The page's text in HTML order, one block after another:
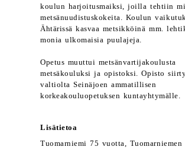
koulun harjoitusmaiksi, joilla tehtiin
metsänuudistuskokeita. Koulun
Ähtärissä kasvaa metsikköinä mm.
monia ulkomaisia puulajeja.
Opetus muuttui metsänvartijakoulusta
metsäkouluksi ja opistoksi. Opisto
valtiolta Seinäjoen ammatillisen
korkeakouluopetuksen kuntayhtymälle.
Lisätietoa
Tuomarniemi 75 vuotta, Tuomarniemen